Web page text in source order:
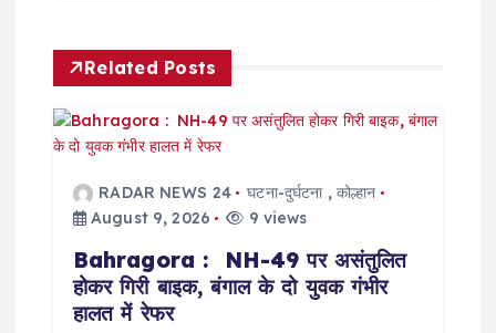
a
v
Related Posts
RADAR NEWS 24 घटना-दुर्घटना, कोल्हान
August 9, 2026
9 views
Bahragora : NH-49 पर असंतुलित
होकर गिरी बाइक, बंगाल के दो युवक गंभीर
हालत में रेफर